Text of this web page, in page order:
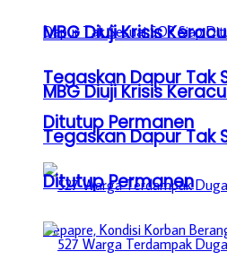
MBG Diuji Krisis
Tegaskan Dapur Tak
Ditutup Permanen
MBG Diuji Krisis
Tegaskan Dapur Tak
Ditutup Permanen